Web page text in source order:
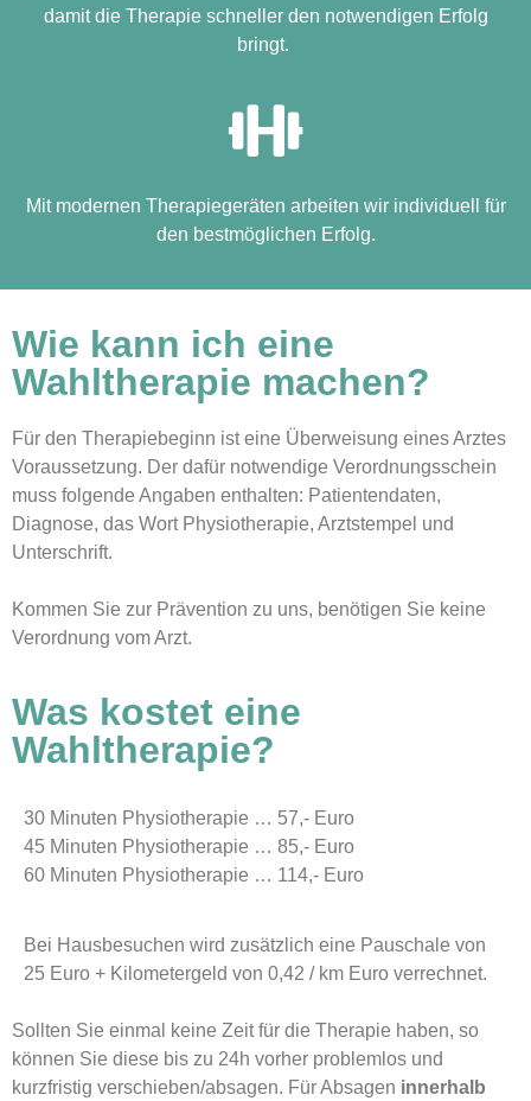
damit die Therapie schneller den notwendigen Erfolg
bringt.
Mit modernen Therapiegeräten arbeiten wir individuell für
den bestmöglichen Erfolg.
Wie kann ich eine
Wahltherapie machen?
Für den Therapiebeginn ist eine Überweisung eines Arztes
Voraussetzung. Der dafür notwendige Verordnungsschein
muss folgende Angaben enthalten: Patientendaten,
Diagnose, das Wort Physiotherapie, Arztstempel und
Unterschrift.
Kommen Sie zur Prävention zu uns, benötigen Sie keine
Verordnung vom Arzt.
Was kostet eine
Wahltherapie?
30 Minuten Physiotherapie … 57,- Euro
45 Minuten Physiotherapie … 85,- Euro
60 Minuten Physiotherapie … 114,- Euro
Bei Hausbesuchen wird zusätzlich eine Pauschale von
25 Euro + Kilometergeld von 0,42 / km Euro verrechnet.
Sollten Sie einmal keine Zeit für die Therapie haben, so
können Sie diese bis zu 24h vorher problemlos und
kurzfristig verschieben/absagen. Für Absagen innerhalb